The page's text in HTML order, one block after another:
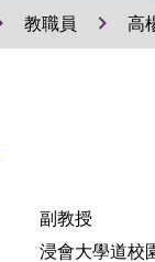
教職員 高
副教授
浸會大學道校